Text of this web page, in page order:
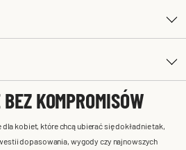
KOMPROMISÓW
kobiet, które chcą ubierać się dokładnie tak,
dopasowania, wygody czy najnowszych